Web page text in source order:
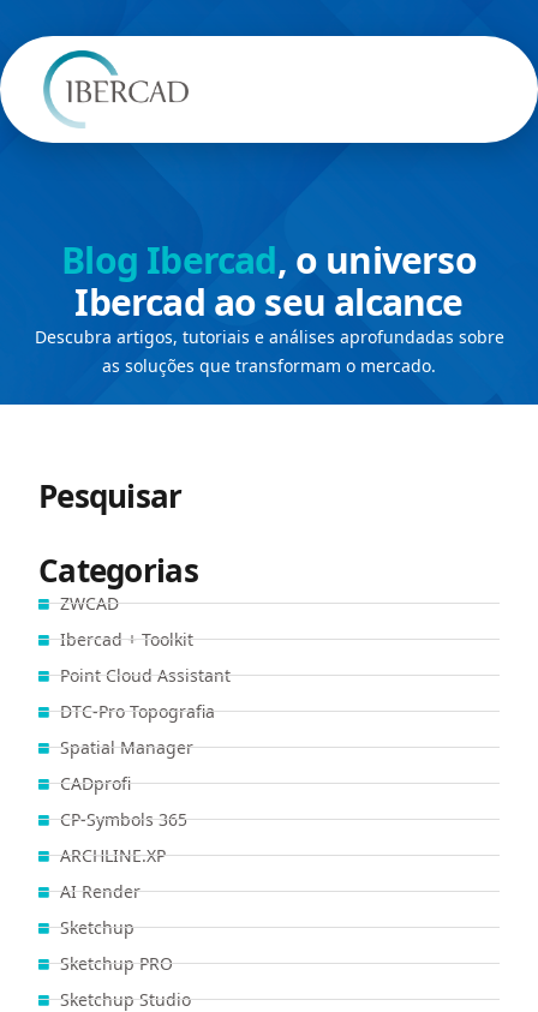
Blog Ibercad, o universo
Ibercad ao seu alcance
Descubra artigos, tutoriais e análises aprofundadas sobre
as soluções que transformam o mercado.
Pesquisar
Categorias
ZWCAD
Ibercad + Toolkit
Point Cloud Assistant
DTC-Pro Topografia
Spatial Manager
CADprofi
CP-Symbols 365
ARCHLINE.XP
AI Render
Sketchup
Sketchup PRO
Sketchup Studio